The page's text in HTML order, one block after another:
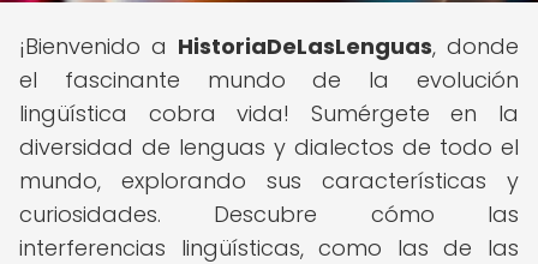
¡Bienvenido a HistoriaDeLasLenguas, donde
el fascinante mundo de la evolución
lingüística cobra vida! Sumérgete en la
diversidad de lenguas y dialectos de todo el
mundo, explorando sus características y
curiosidades. Descubre cómo las
interferencias lingüísticas, como las de las